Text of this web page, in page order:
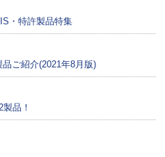
・特許製品特集
ご紹介(2021年8月版)
品！